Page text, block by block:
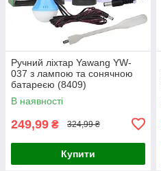
Ручний ліхтар Yawang YW-
037 з лампою та сонячною
батареєю (8409)
В наявності
249,99 ₴ 324,99 ₴
Купити